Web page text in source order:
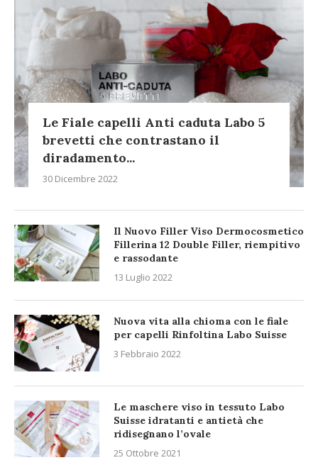
Le Fiale capelli Anti caduta Labo 5
brevetti che contrastano il
diradamento...
30 Dicembre 2022
Il Nuovo Filler Viso Dermocosmetico
Fillerina 12 Double Filler, riempitivo
e rassodante
13 Luglio 2022
Nuova vita alla chioma con le fiale
per capelli Rinfoltina Labo Suisse
3 Febbraio 2022
Le maschere viso in tessuto Labo
Suisse idratanti e antietà che
ridisegnano l’ovale
25 Ottobre 2021